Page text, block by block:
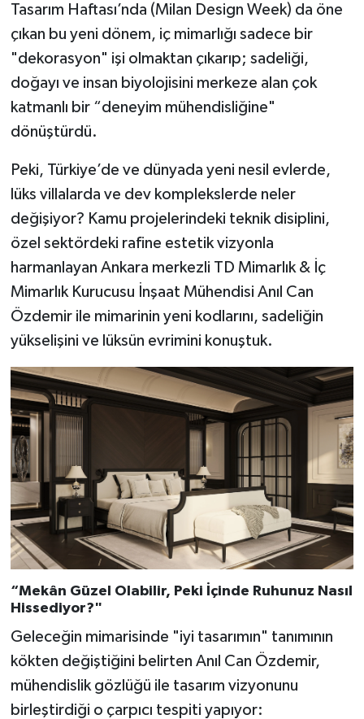
Tasarım Haftası’nda (Milan Design Week) da öne
çıkan bu yeni dönem, iç mimarlığı sadece bir
"dekorasyon" işi olmaktan çıkarıp; sadeliği,
doğayı ve insan biyolojisini merkeze alan çok
katmanlı bir “deneyim mühendisliğine"
dönüştürdü.
Peki, Türkiye’de ve dünyada yeni nesil evlerde,
lüks villalarda ve dev komplekslerde neler
değişiyor? Kamu projelerindeki teknik disiplini,
özel sektördeki rafine estetik vizyonla
harmanlayan Ankara merkezli TD Mimarlık & İç
Mimarlık Kurucusu İnşaat Mühendisi Anıl Can
Özdemir ile mimarinin yeni kodlarını, sadeliğin
yükselişini ve lüksün evrimini konuştuk.
“Mekân Güzel Olabilir, Peki İçinde Ruhunuz Nasıl
Hissediyor?"
Geleceğin mimarisinde "iyi tasarımın" tanımının
kökten değiştiğini belirten Anıl Can Özdemir,
mühendislik gözlüğü ile tasarım vizyonunu
birleştirdiği o çarpıcı tespiti yapıyor: